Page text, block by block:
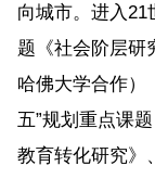
向城市。进入
题《社会阶层研
哈佛大学合作）
五”规划重点课
教育转化研究》